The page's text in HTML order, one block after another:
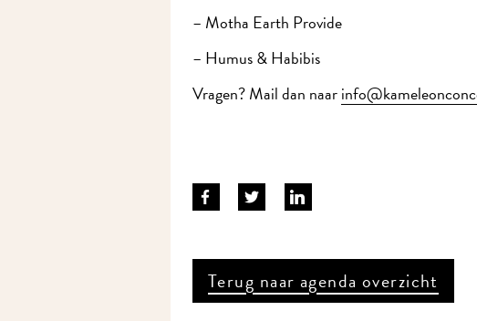
– Motha Earth Provide
– Humus & Habibis
Vragen? Mail dan naar
Terug naar agenda overzicht